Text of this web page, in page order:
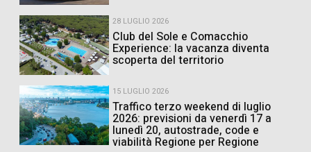
28 LUGLIO 2026
Club del Sole e Comacchio
Experience: la vacanza diventa
scoperta del territorio
15 LUGLIO 2026
Traffico terzo weekend di luglio
2026: previsioni da venerdì 17 a
lunedì 20, autostrade, code e
viabilità Regione per Regione